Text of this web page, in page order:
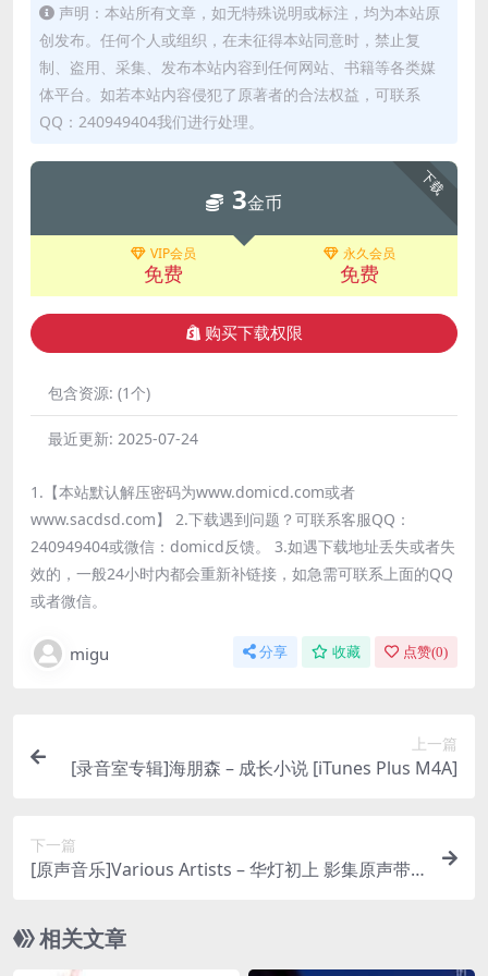
声明：本站所有文章，如无特殊说明或标注，均为本站原
创发布。任何个人或组织，在未征得本站同意时，禁止复
制、盗用、采集、发布本站内容到任何网站、书籍等各类媒
体平台。如若本站内容侵犯了原著者的合法权益，可联系
QQ：240949404我们进行处理。
下载
3金币
VIP会员
免费
永久会员
免费
购买下载权限
包含资源: (1个)
最近更新: 2025-07-24
1.【本站默认解压密码为www.domicd.com或者
www.sacdsd.com】 2.下载遇到问题？可联系客服QQ：
240949404或微信：domicd反馈。 3.如遇下载地址丢失或者失
效的，一般24小时内都会重新补链接，如急需可联系上面的QQ
或者微信。
migu 分享 收藏 点赞(0)
上一篇
[录音室专辑]海朋森 – 成长小说 [iTunes Plus M4A]
下一篇
[原声音乐]Various Artists – 华灯初上 影集原声带 [i
相关文章